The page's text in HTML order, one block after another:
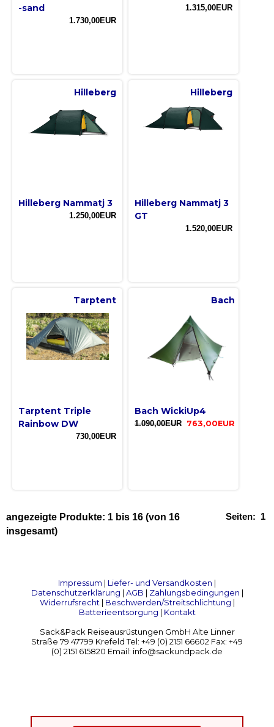
-sand
1.730,00EUR
1.315,00EUR
Hilleberg
Hilleberg Nammatj 3
1.250,00EUR
Hilleberg
Hilleberg Nammatj 3
GT
1.520,00EUR
Tarptent
Tarptent Triple
Rainbow DW
730,00EUR
Bach
Bach WickiUp4
1.090,00EUR 763,00EUR
Seiten: 1
angezeigte Produkte: 1 bis 16 (von 16
insgesamt)
Impressum | Liefer- und Versandkosten |
Datenschutzerklärung | AGB | Zahlungsbedingungen |
Widerrufsrecht | Beschwerden/Streitschlichtung |
Batterieentsorgung | Kontakt
Sack&Pack Reiseausrüstungen GmbH Alte Linner
Straße 79 47799 Krefeld Tel: +49 (0) 2151 66602 Fax: +49
(0) 2151 615820 Email: info@sackundpack.de